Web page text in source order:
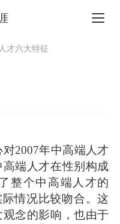
才六大特征
2007年中高端人才
端人才在性别构成
整个中高端人才的
情况比较吻合。这
念的影响，也由于